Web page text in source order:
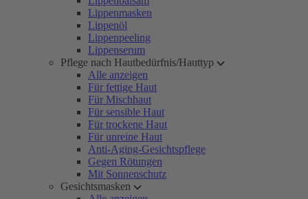
Lippenmasken
Lippenöl
Lippenpeeling
Lippenserum
Pflege nach Hautbedürfnis/Hauttyp
Alle anzeigen
Für fettige Haut
Für Mischhaut
Für sensible Haut
Für trockene Haut
Für unreine Haut
Anti-Aging-Gesichtspflege
Gegen Rötungen
Mit Sonnenschutz
Gesichtsmasken